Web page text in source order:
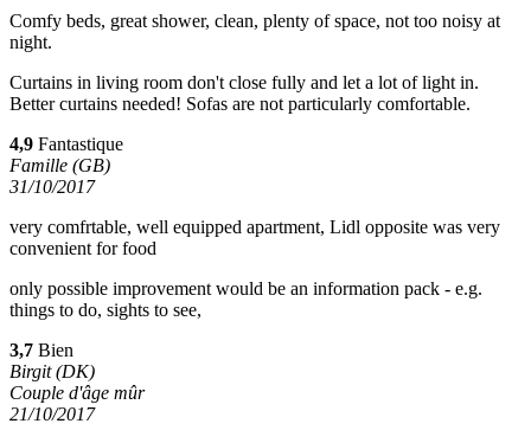
Comfy beds, great shower, clean, plenty of space, not too noisy at
night.
Curtains in living room don't close fully and let a lot of light in.
Better curtains needed! Sofas are not particularly comfortable.
4,9 Fantastique
Famille (GB)
31/10/2017
very comfrtable, well equipped apartment, Lidl opposite was very
convenient for food
only possible improvement would be an information pack - e.g.
things to do, sights to see,
3,7 Bien
Birgit (DK)
Couple d'âge mûr
21/10/2017